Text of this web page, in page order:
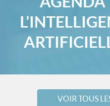
VOIR TOUS